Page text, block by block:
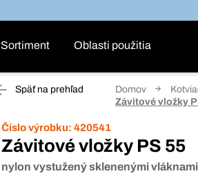
Sortiment Oblasti použitia
Späť na prehľad Domov
Závitové vložky
Číslo výrobku: 420541
Závitové vložky PS 55
nylon vystužený sklenenými